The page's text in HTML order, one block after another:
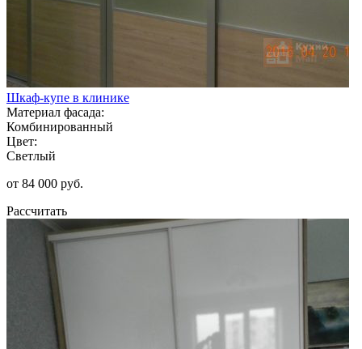
Шкаф-купе в клинике
Материал фасада:
Комбинированный
Цвет:
Светлый
от 84 000 руб.
Рассчитать